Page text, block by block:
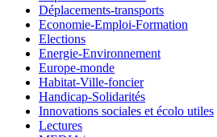
Déplacements-transports
Economie-Emploi-Formation
Elections
Energie-Environnement
Europe-monde
Habitat-Ville-foncier
Handicap-Solidarités
Innovations sociales et écolo utiles
Lectures